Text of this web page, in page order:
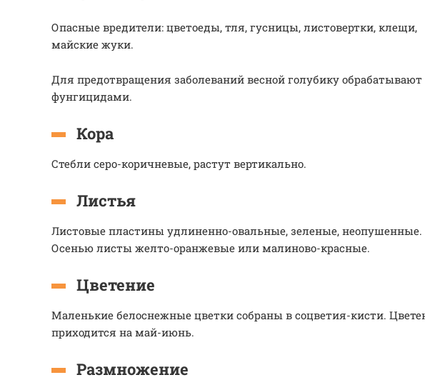
Опасные вредители: цветоеды, тля, гусницы, листовертки, клещи,
майские жуки.
Для предотвращения заболеваний весной голубику обрабатывают
фунгицидами.
Кора
Стебли серо-коричневые, растут вертикально.
Листья
Листовые пластины удлиненно-овальные, зеленые, неопушенные.
Осенью листы желто-оранжевые или малиново-красные.
Цветение
Маленькие белоснежные цветки собраны в соцветия-кисти.
приходится на май-июнь.
Размножение